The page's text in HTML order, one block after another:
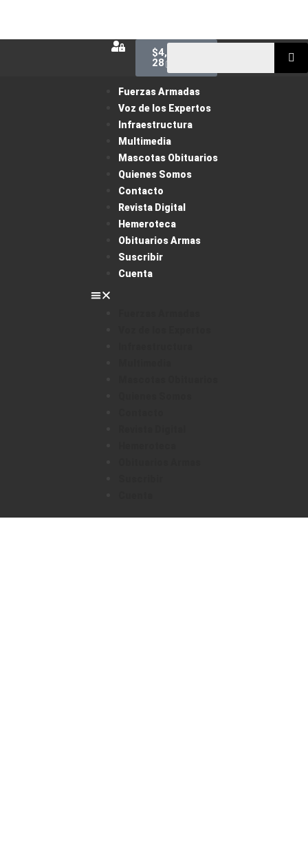
$4,100.00
28
Fuerzas Armadas
Voz de los Expertos
Infraestructura
Multimedia
Mascotas Obituarios
Quienes Somos
Contacto
Revista Digital
Hemeroteca
Obituarios Armas
Suscribir
Cuenta